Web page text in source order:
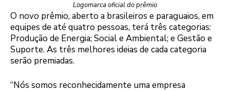
Logomarca oficial do prêmio
O novo prêmio, aberto a brasileiros e paraguaios, em
equipes de até quatro pessoas, terá três categorias:
Produção de Energia; Social e Ambiental; e Gestão e
Suporte. As três melhores ideias de cada categoria
serão premiadas.
“Nós somos reconhecidamente uma empresa